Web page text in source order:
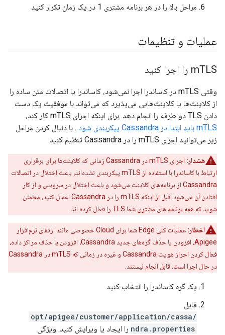
مراحل بالا را در هر برنامه مشتری 1 در یک زمان تکرار کنید
عملیات و تنظیمات
mTLS را اجرا کنید
وقتی mTLS در کاساندرا اجرا نمی‌شود، کاساندرا یا اتصالات متن ساده را
از کلاینت‌ها یا کلاینت‌هایی می‌پذیرد که می‌تواند با موفقیت یک دست
دادن TLS دو طرفه را انجام دهد. برای اینکه اجرای mTLS کار کند،
mTLS باید ابتدا در Cassandra پیکربندی شود
. با دنبال کردن مراحل
زیر می‌توانید اجرای mTLS را در Cassandra تنظیم کنید:
هشدار:
اجرای mTLS در Cassandra زمانی که کلاینت‌ها برای برقراری
ارتباط با کاساندرا با استفاده از mTLS پیکربندی نشده‌اند، باعث اختلال در اتصالات
Cassandra از برنامه‌های کلاینت می‌شود و باعث اختلال در سرویس و از کار
افتادن آن می‌شود. قبل از اینکه mTLS را در Cassandra اعمال کنید، مطمئن
شوید که همه برنامه های مشتری شما TLS را فعال کرده اند
اخطار:
عملیات کلی Edge شما برای Cloud خصوصی مانند ارتقای نرم‌افزار
Apigee، افزودن یا حذف گره‌های جدید Cassandra، افزودن یا حذف مراکز داده،
فعال کردن احراز هویت Cassandra و غیره در زمانی که mTLS در Cassandra
در حال اجرا است، قابل انجام نیستند.
یک گره کاساندرا را انتخاب کنید
فایل
/opt/apigee/customer/application/cassa
ndra.properties را ایجاد یا ویرایش کنید. ویژگی